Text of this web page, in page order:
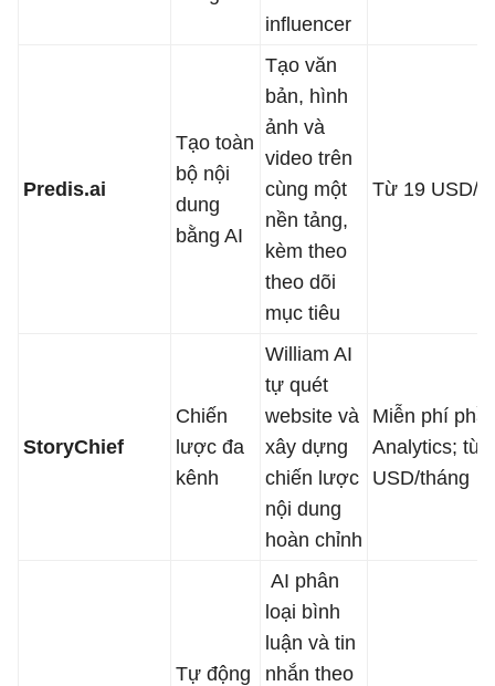
influencer
Predis.ai
Tạo toàn
bộ nội
dung
bằng AI
Tạo văn
bản, hình
ảnh và
video trên
cùng một
nền tảng,
kèm theo
theo dõi
mục tiêu
Từ 19 USD/
StoryChief
Chiến
lược đa
kênh
William AI
tự quét
website và
xây dựng
chiến lược
nội dung
hoàn chỉnh
Miễn phí
Analytics; từ
USD/tháng
Tự động
AI phân
loại bình
luận và tin
nhắn theo